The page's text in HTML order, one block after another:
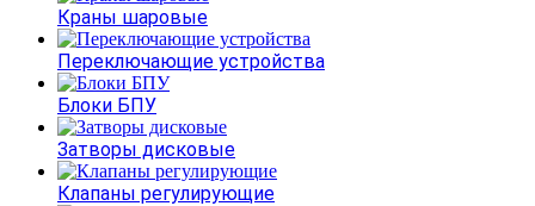
Краны шаровые
Переключающие устройства
Блоки БПУ
Затворы дисковые
Клапаны регулирующие